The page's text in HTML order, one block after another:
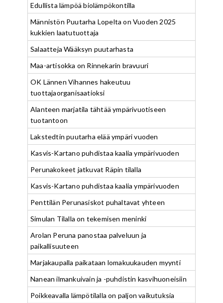
Edullista lämpöä biolämpökontilla
Männistön Puutarha Lopelta on Vuoden 2025
kukkien laatutuottaja
Salaatteja Wääksyn puutarhasta
Maa-artisokka on Rinnekarin bravuuri
OK Lännen Vihannes hakeutuu
tuottajaorganisaatioksi
Alanteen marjatila tähtää ympärivuotiseen
tuotantoon
Lakstedtin puutarha elää ympäri vuoden
Kasvis-Kartano puhdistaa kaalia ympärivuoden
Perunakokeet jatkuvat Räpin tilalla
Kasvis-Kartano puhdistaa kaalia ympärivuoden
Penttilän Perunasiskot puhaltavat yhteen
Simulan Tilalla on tekemisen meninki
Arolan Peruna panostaa palveluun ja
paikallisuuteen
Marjakaupalla paikataan lomakuukauden myynti
Nanean ilmankuivain ja -puhdistin kasvihuoneisiin
Poikkeavalla lämpötilalla on paljon vaikutuksia